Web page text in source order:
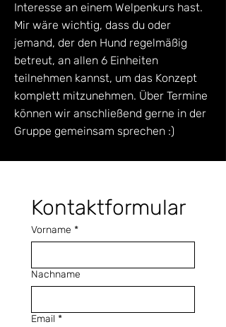
Interesse an einem Welpenkurs hast.
Mir wäre wichtig, dass du oder
jemand, der den Hund regelmäßig
betreut, an allen 6 Einheiten
teilnehmen kannst, um das Konzept
komplett mitzunehmen. Über Termine
können wir anschließend gerne in der
Gruppe gemeinsam sprechen :)
Kontaktformular
Vorname *
Nachname
Email *